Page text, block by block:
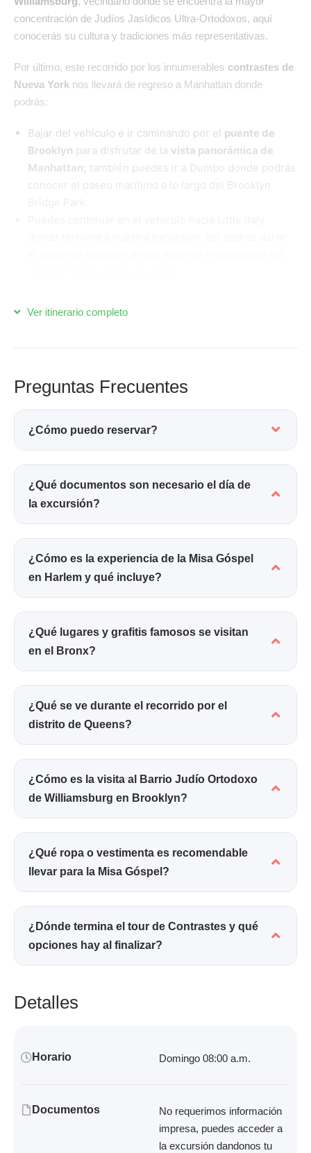
concentración de Judíos Jasídicos Ultra-Ortodoxos, aquí
conocerás su cultura y tradiciones más representativas.
Por último, este recorrido por los innumerables contrastes de
Nueva York nos llevará de regreso a Manhattan donde
podrás:
Bajar del vehículo e ir caminando por el puente de
Brooklyn para disfrutar de la vista panorámica de
Manhattan; también puedes ir a Dumbo donde podrás
Ver itinerario completo
Preguntas Frecuentes
¿Cómo puedo reservar?
¿Qué documentos son necesario el día de
la excursión?
¿Cómo es la experiencia de la Misa Góspel
en Harlem y qué incluye?
¿Qué lugares y grafitis famosos se visitan
en el Bronx?
¿Qué se ve durante el recorrido por el
distrito de Queens?
¿Cómo es la visita al Barrio Judío Ortodoxo
de Williamsburg en Brooklyn?
¿Qué ropa o vestimenta es recomendable
llevar para la Misa Góspel?
¿Dónde termina el tour de Contrastes y qué
opciones hay al finalizar?
Detalles
Horario Domingo 08:00 a.m.
Documentos
No requerimos información
impresa, puedes acceder a
la excursión dandonos tu